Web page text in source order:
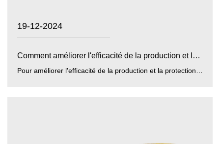
19-12-2024
Comment améliorer l'efficacité de la production et la p...